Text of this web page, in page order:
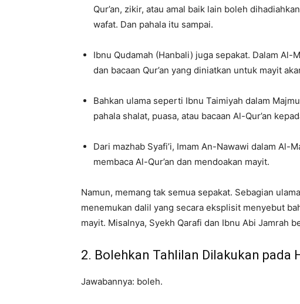
Qur’an, zikir, atau amal baik lain boleh
wafat. Dan pahala itu sampai.
Ibnu Qudamah (Hanbali) juga sepakat. Dalam Al-
dan bacaan Qur’an yang diniatkan untuk mayit
Bahkan ulama seperti Ibnu Taimiyah dalam
pahala shalat, puasa, atau bacaan Al-Qur’an
Dari mazhab Syafi’i, Imam An-Nawawi dalam Al-
membaca Al-Qur’an dan mendoakan mayit.
Namun, memang tak semua sepakat. Sebagian
menemukan dalil yang secara eksplisit menyebut
mayit. Misalnya, Syekh Qarafi dan Ibnu Abi Jamrah
2. Bolehkan Tahlilan Dilakukan pada
Jawabannya: boleh.